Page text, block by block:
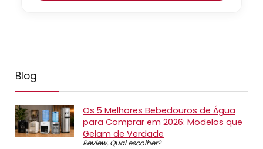
Blog
Os 5 Melhores Bebedouros de Água
para Comprar em 2026: Modelos que
Gelam de Verdade
Review, Qual escolher?